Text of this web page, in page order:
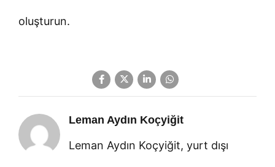
oluşturun.
Leman Aydın Koçyiğit
Leman Aydın Koçyiğit, yurt dışı